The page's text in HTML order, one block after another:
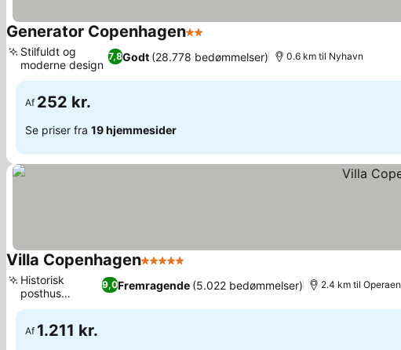
Generator Copenhagen2 Stjerner
7,8Godt (28.778 bedømmelser)
Stilfuldt og
moderne design
0.6 km til Nyhavn
Af 252 kr.
Se priser fra 19 hjemmesider
Villa Copenhagen5 Stjerner
9,0Fremragende (5.022 bedømmelser)
Historisk
posthus
forvandlet
2.4 km til Operaen
Af 1.211 kr.